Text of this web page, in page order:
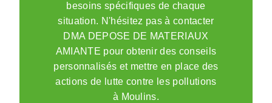
besoins spécifiques de chaque
situation. N'hésitez pas à contacter
DMA DEPOSE DE MATERIAUX
AMIANTE pour obtenir des conseils
personnalisés et mettre en place des
actions de lutte contre les pollutions
à Moulins.